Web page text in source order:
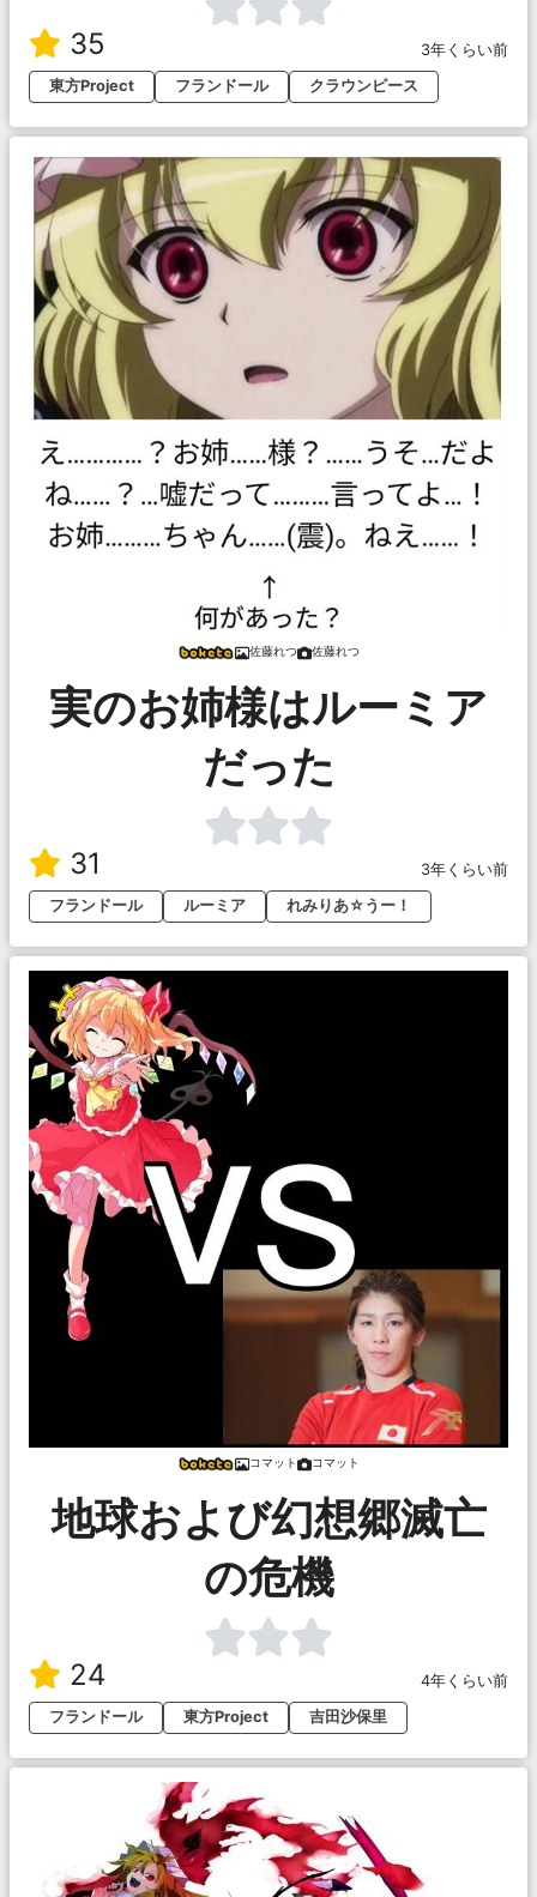
35
3年くらい前
東方Project
フランドール クラウンピース
佐藤れつ 佐藤れつ
実のお姉様はルーミア
だった
31
3年くらい前
フランドール
ルーミア れみりあ☆うー！
コマット コマット
地球および幻想郷滅亡
の危機
24
4年くらい前
フランドール
東方Project 吉田沙保里